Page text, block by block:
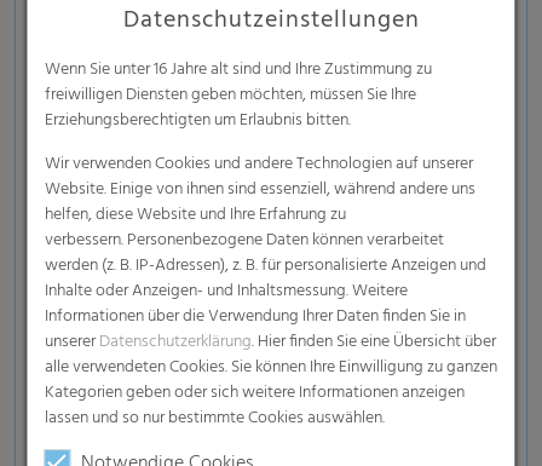
Konzentraten, flüssiger Schokolade,
Mineralöl, Glycerin, Wachsen, Tinte, Farbe,
Düngemitteln, Herbiziden, Latex, Kaffee, Kakao,
Nüssen, Saatgut, Bohnen, Gewürzen, Pulvern,
Granulaten, Blättern und vielen weiteren
Produkten, die von maximalem Schutz
profitieren.
Erhältlich mit Barriere (PE/PA, PE/EVOH or
PE/PA/EVOH) zum Schutz vorFeuchtigkeit,
Sauerstoff und äußeren Verunreinigungen
Zertifizierte Lebensmittelqualität
Effizient und kostengünstig
Datenschutzeinstellungen
Wenn Sie unter 16 Jahre alt sind und Ihre Zustimmung zu
freiwilligen Diensten geben möchten, müssen Sie Ihre
Erziehungsberechtigten um Erlaubnis bitten.
Wir verwenden Cookies und andere Technologien auf unserer
Website. Einige von ihnen sind essenziell, während andere uns
helfen, diese Website und Ihre Erfahrung zu
verbessern. Personenbezogene Daten können verarbeitet
werden (z. B. IP-Adressen), z. B. für personalisierte Anzeigen und
Inhalte oder Anzeigen- und Inhaltsmessung. Weitere
Informationen über die Verwendung Ihrer Daten finden Sie in
unsererDatenschutzerklärung. Hier finden Sie eine Übersicht über
alle verwendeten Cookies. Sie können Ihre Einwilligung zu ganzen
Kategorien geben oder sich weitere Informationen anzeigen
lassen und so nur bestimmte Cookies auswählen.